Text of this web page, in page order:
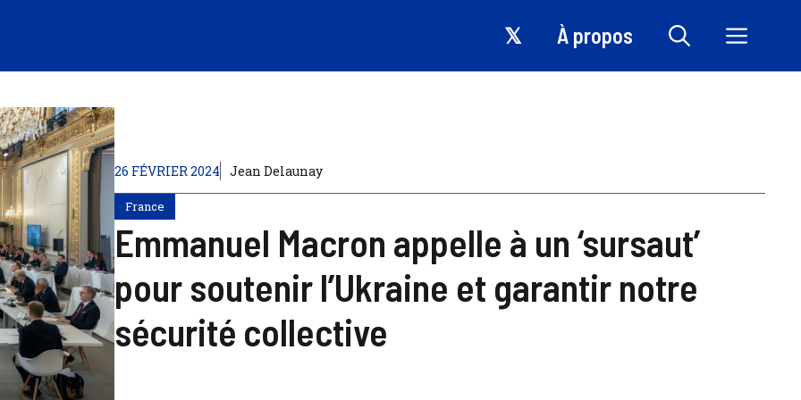
𝕏 À propos
26 FÉVRIER 2024 Jean Delaunay
France
Emmanuel Macron appelle à un ‘sursaut’
pour soutenir l’Ukraine et garantir notre
sécurité collective